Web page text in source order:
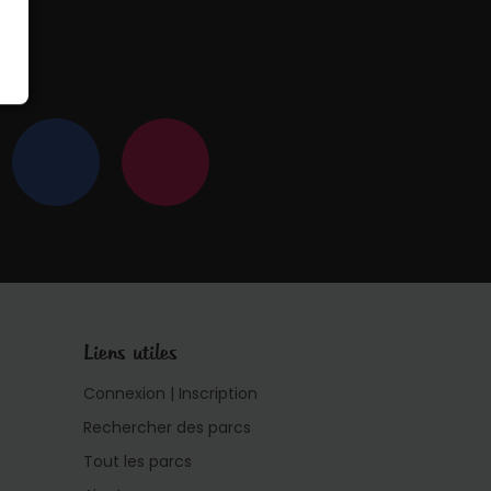
Liens utiles
Connexion | Inscription
Rechercher des parcs
Tout les parcs